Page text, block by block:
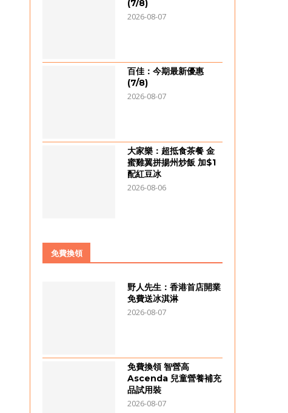
(7/8)
2026-08-07
百佳：今期最新優惠
(7/8)
2026-08-07
大家樂：超抵食茶餐 金
蜜雞翼拼揚州炒飯 加$1
配紅豆冰
2026-08-06
免費換領
野人先生：香港首店開業
免費送冰淇淋
2026-08-07
免費換領 智營高
Ascenda 兒童營養補充
品試用裝
2026-08-07